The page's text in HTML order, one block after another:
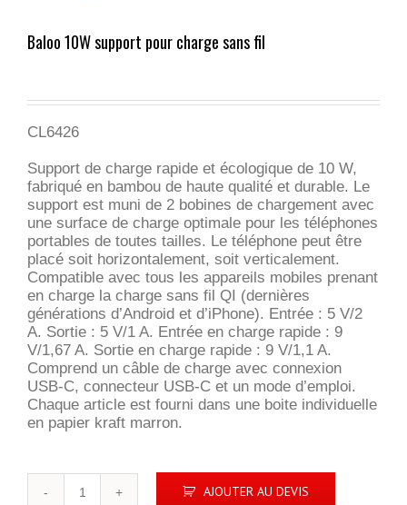
Baloo 10W support pour charge sans fil
CL6426
Support de charge rapide et écologique de 10 W,
fabriqué en bambou de haute qualité et durable. Le
support est muni de 2 bobines de chargement avec
une surface de charge optimale pour les téléphones
portables de toutes tailles. Le téléphone peut être
placé soit horizontalement, soit verticalement.
Compatible avec tous les appareils mobiles prenant
en charge la charge sans fil QI (dernières
générations d’Android et d’iPhone). Entrée : 5 V/2
A. Sortie : 5 V/1 A. Entrée en charge rapide : 9
V/1,67 A. Sortie en charge rapide : 9 V/1,1 A.
Comprend un câble de charge avec connexion
USB-C, connecteur USB-C et un mode d’emploi.
Chaque article est fourni dans une boite individuelle
en papier kraft marron.
AJOUTER AU DEVIS